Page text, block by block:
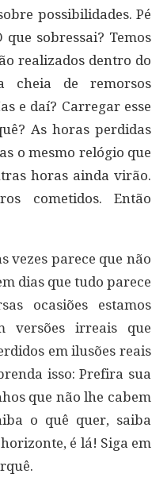
possibilidades. Pé
sobressai? Temos
realizados dentro do
cheia de remorsos
e daí? Carregar esse
As horas perdidas
o mesmo relógio que
horas ainda virão.
cometidos. Então
vezes parece que não
dias que tudo parece
ocasiões estamos
versões irreais que
em ilusões reais
isso: Prefira sua
que não lhe cabem
o quê quer, saiba
é lá! Siga em